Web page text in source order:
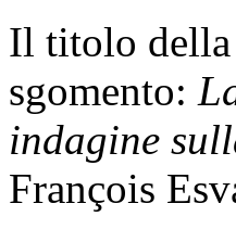
Il titolo della
sgomento:
indagine
François